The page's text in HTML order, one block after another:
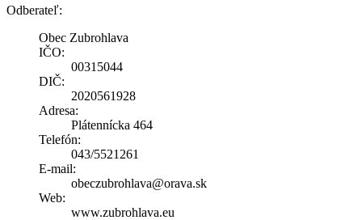
Odberateľ:
Obec Zubrohlava
IČO:
00315044
DIČ:
2020561928
Adresa:
Plátennícka 464
Telefón:
043/5521261
E-mail:
obeczubrohlava@orava.sk
Web:
www.zubrohlava.eu